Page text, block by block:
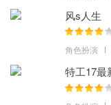
风s人生
角色扮演
特工17最